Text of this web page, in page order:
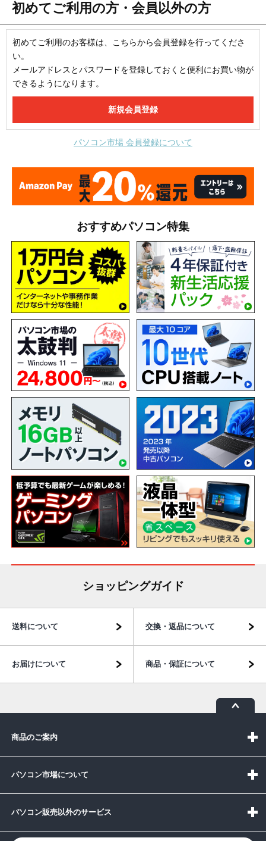
初めてご利用の方・会員以外の方
初めてご利用のお客様は、こちらから会員登録を行ってくださ
い。
メールアドレスとパスワードを登録しておくと便利にお買い物が
できるようになります。
パソコン市場 会員登録について
おすすめパソコン特集
ショッピングガイド
送料について 交換・返品について
お届けについて 商品・保証について
商品のご案内
パソコン市場について
パソコン販売以外のサービス